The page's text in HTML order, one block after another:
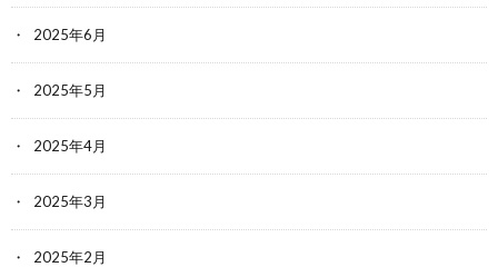
2025年6月
2025年5月
2025年4月
2025年3月
2025年2月